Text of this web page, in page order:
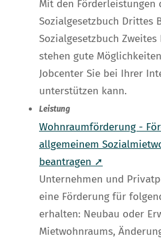
Mit den Förderleistungen
Sozialgesetzbuch Drittes
Sozialgesetzbuch Zweites
stehen gute
Jobcenter Sie bei Ihrer
unterstützen kann.
Leistung
Wohnraumförderung -
allgemeinem
beantragen ➚
Unternehmen und
eine Förderung für
erhalten: Neubau oder
Mietwohnraums,